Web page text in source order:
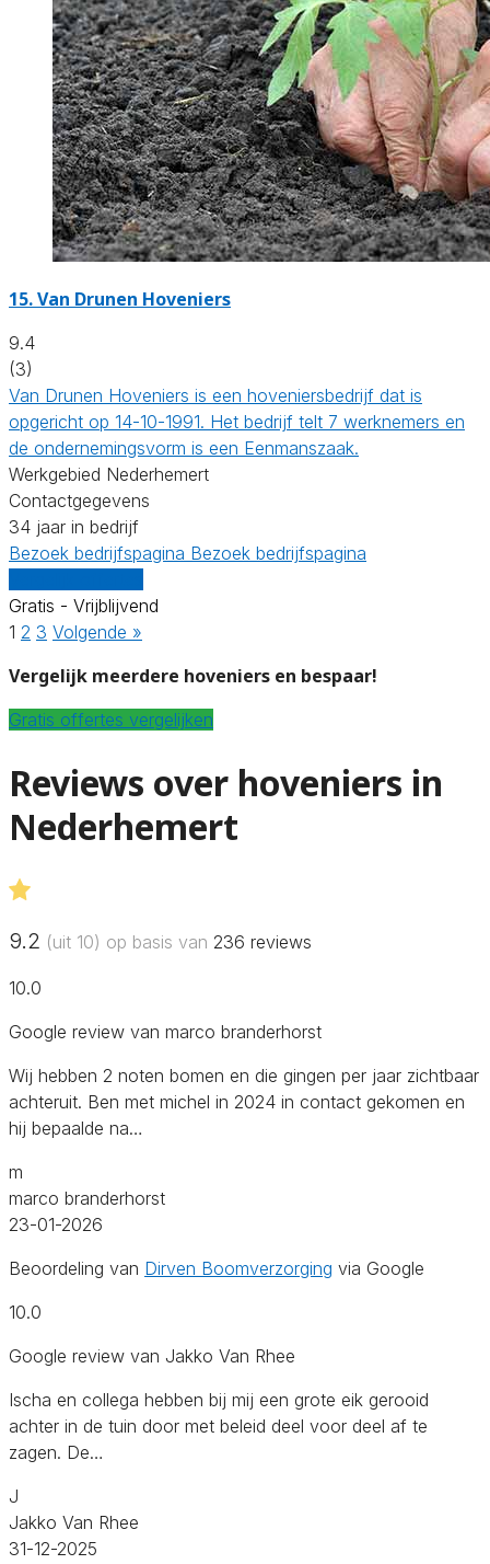
15.Van Drunen Hoveniers
9.4
(3)
Van Drunen Hoveniers is een hoveniersbedrijf dat is
opgericht op 14-10-1991. Het bedrijf telt 7 werknemers en
de ondernemingsvorm is een Eenmanszaak.
Werkgebied Nederhemert
Contactgegevens
34 jaar in bedrijf
Bezoek bedrijfspagina Bezoek bedrijfspagina
Gratis - Vrijblijvend
1 2 3 Volgende »
Vergelijk meerdere hoveniers en bespaar!
Gratis offertes vergelijken
Reviews over hoveniers in
Nederhemert
9.2 (uit 10) op basis van 236 reviews
10.0
Google review van marco branderhorst
Wij hebben 2 noten bomen en die gingen per jaar zichtbaar
achteruit. Ben met michel in 2024 in contact gekomen en
hij bepaalde na…
m
marco branderhorst
23-01-2026
Beoordeling van Dirven Boomverzorging via Google
10.0
Google review van Jakko Van Rhee
Ischa en collega hebben bij mij een grote eik gerooid
achter in de tuin door met beleid deel voor deel af te
zagen. De…
J
Jakko Van Rhee
31-12-2025